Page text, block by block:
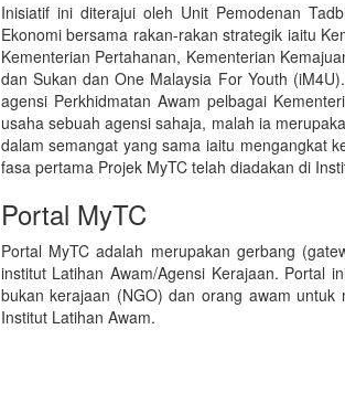
Inisiatif ini diterajui oleh Unit Pemodenan
Ekonomi bersama rakan-rakan strategik iaitu
Kementerian Pertahanan, Kementerian
dan Sukan dan One Malaysia For Youth
agensi Perkhidmatan Awam pelbagai
usaha sebuah agensi sahaja, malah ia
dalam semangat yang sama iaitu mengangkat
fasa pertama Projek MyTC telah diadakan di
Portal MyTC
Portal MyTC adalah merupakan gerbang
institut Latihan Awam/Agensi Kerajaan. Portal
bukan kerajaan (NGO) dan orang awam
Institut Latihan Awam.